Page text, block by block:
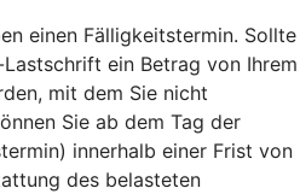
einen Fälligkeitstermin. Sollte
Lastschrift ein Betrag von Ihrem
mit dem Sie nicht
Sie ab dem Tag der
innerhalb einer Frist von
des belasteten